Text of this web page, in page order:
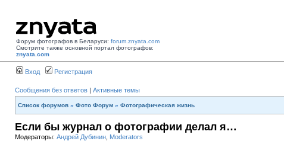
Форум фотографов в Беларуси: forum.znyata.com
Смотрите также основной портал фотографов:
znyata.com
Вход Регистрация
Сообщения без ответов | Активные темы
Список форумов » Фото Форум » Фотографическая жизнь
Если бы журнал о фотографии делал я…
Модераторы: Андрей Дубинин Moderators